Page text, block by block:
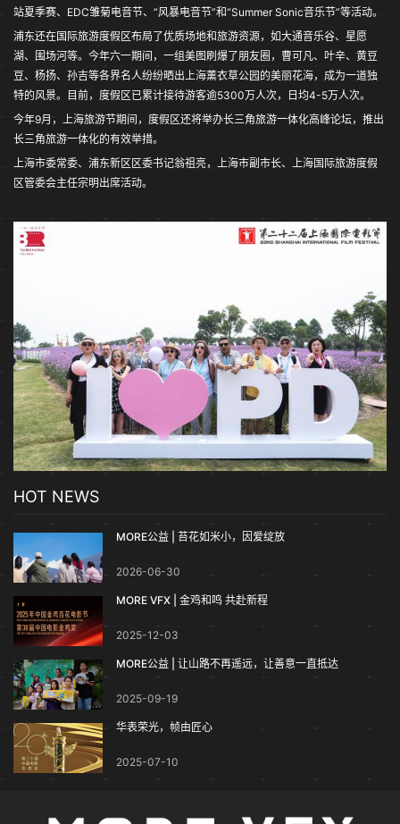
站夏季赛、EDC雏菊电音节、“风暴电音节”和“Summer Sonic音乐节”等活动。
浦东还在国际旅游度假区布局了优质场地和旅游资源，如大通音乐谷、星愿
湖、围场河等。今年六一期间，一组美图刷爆了朋友圈，曹可凡、叶辛、黄豆
豆、杨扬、孙吉等各界名人纷纷晒出上海薰衣草公园的美丽花海，成为一道独
特的风景。目前，度假区已累计接待游客逾5300万人次，日均4-5万人次。
今年9月，上海旅游节期间，度假区还将举办长三角旅游一体化高峰论坛，推出
长三角旅游一体化的有效举措。
上海市委常委、浦东新区区委书记翁祖亮，上海市副市长、上海国际旅游度假
区管委会主任宗明出席活动。
HOT NEWS
MORE公益 | 苔花如米小，因爱绽放
2026-06-30
MORE VFX | 金鸡和鸣 共赴新程
2025-12-03
MORE公益 | 让山路不再遥远，让善意一直抵达
2025-09-19
华表荣光，帧由匠心
2025-07-10